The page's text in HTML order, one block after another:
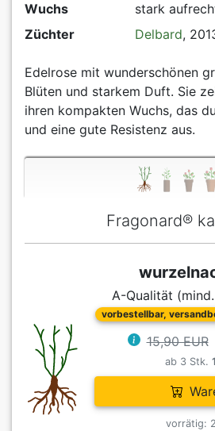
Wuchs
stark
Züchter
Delbard,
Edelrose mit wunderschönen
Blüten und starkem Duft. Sie
ihren kompakten Wuchs, das
und eine gute Resistenz aus.
Fragonard®
A-Qualität
vorbestellbar,
15,90 EUR
ab 3 Stk.
vorrätig: